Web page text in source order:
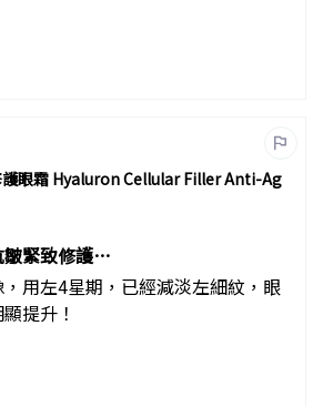
護眼霜 Hyaluron Cellular Filler Anti-Ag
緊致修護眼
用左4星期，已經減淡左細紋，眼
提升！